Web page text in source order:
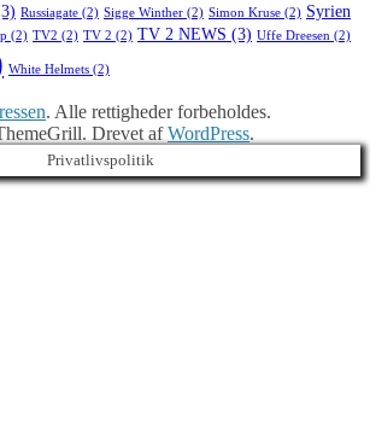
Russiagate (2) Sigge Winther (2) Simon Kruse (2) Syrien
(2) TV2 (2) TV 2 (2) TV 2 NEWS (3) Uffe Dreesen (2)
White Helmets (2)
. Alle rettigheder forbeholdes.
Drevet afWordPress.
Privatlivspolitik